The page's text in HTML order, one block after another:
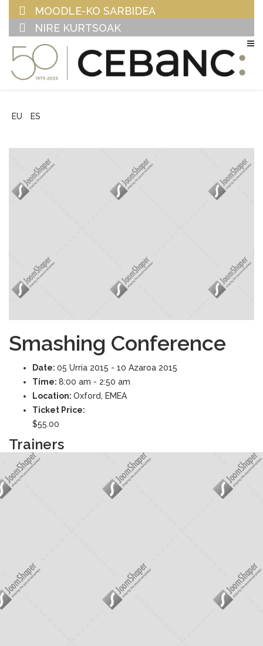
MOODLE-KO SARBIDEA
NIRE KURTSOAK
EU ES
Smashing Conference
Date: 05 Urria 2015 - 10 Azaroa 2015
Time: 8:00 am - 2:50 am
Location: Oxford, EMEA
Ticket Price:
$55.00
Trainers